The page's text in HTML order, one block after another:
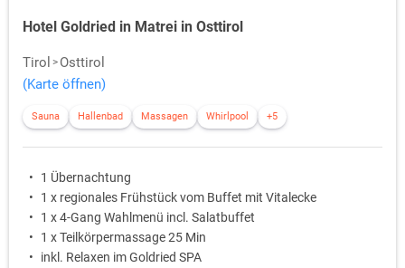
Hotel Goldried in Matrei in Osttirol
Tirol
Osttirol
(Karte öffnen)
Sauna Hallenbad Massagen Whirlpool +5
1 Übernachtung
1 x regionales Frühstück vom Buffet mit Vitalecke
1 x 4-Gang Wahlmenü incl. Salatbuffet
1 x Teilkörpermassage 25 Min
inkl. Relaxen im Goldried SPA